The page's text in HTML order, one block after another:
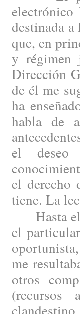
destinada
que, en
y régimen
Dirección
de él me
ha
habla de
el
el derecho
tiene. La
Hasta el
el
me
otros
(recursos